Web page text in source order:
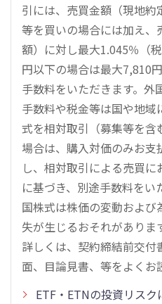
引には、売買金額（現地
等を買いの場合には加え
額）に対し最大1.045％（
円以下の場合は最大7,810
手数料をいただきます。
手数料や税金等は国や地域
式を相対取引（募集等を含
場合は、購入対価のみお支
し、相対取引による売買
に基づき、別途手数料を
国株式は株価の変動およ
失が生じるおそれがありま
詳しくは、契約締結前交
面、目論見書、等をよくお
ETF・ETNの投資リス